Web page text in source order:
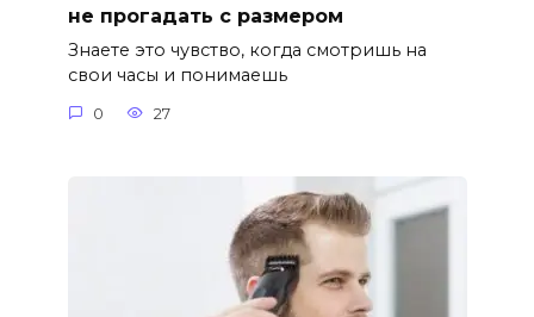
не прогадать с размером
Знаете это чувство, когда смотришь на
свои часы и понимаешь
0 27